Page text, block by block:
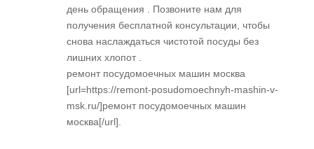
день обращения . Позвоните нам для
получения бесплатной консультации, чтобы
снова наслаждаться чистотой посуды без
лишних хлопот .
ремонт посудомоечных машин москва
[url=https://remont-posudomoechnyh-mashin-v-
msk.ru/]ремонт посудомоечных машин
москва[/url].